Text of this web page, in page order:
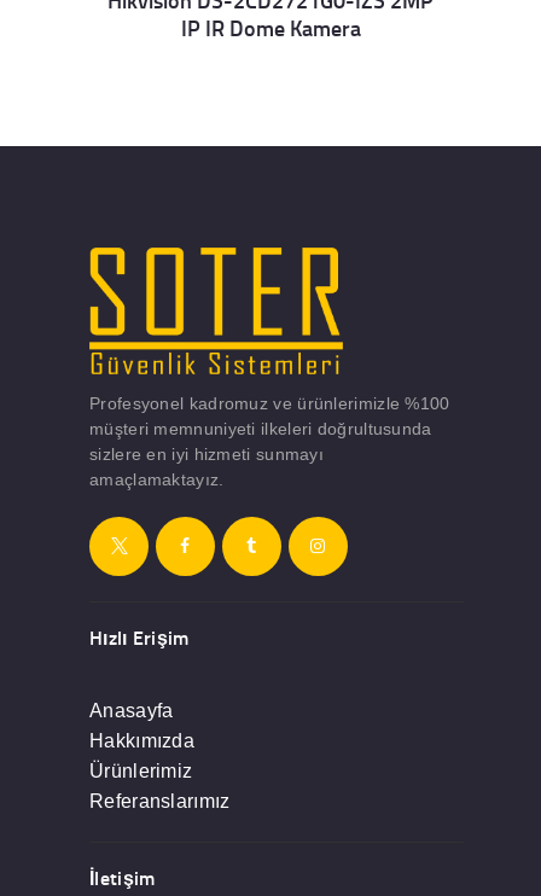
Details
IP IR Dome Kamera
Profesyonel kadromuz ve ürünlerimizle %100
müşteri memnuniyeti ilkeleri doğrultusunda
sizlere en iyi hizmeti sunmayı
amaçlamaktayız.
Hızlı Erişim
Anasayfa
Hakkımızda
Ürünlerimiz
Referanslarımız
İletişim